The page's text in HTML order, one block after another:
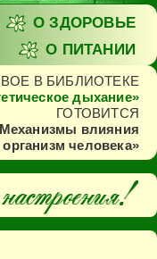
О ЗДОРОВЬЕ
О ПИТАНИИ
В БИБЛИОТЕКЕ
дыхание»
ГОТОВИТСЯ
влияния
человека»